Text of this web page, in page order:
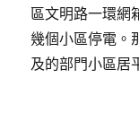
區文明路一環網
幾個小區停電。
及的部門小區居